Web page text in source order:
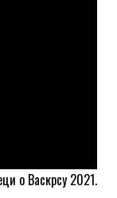
о Васкрсу 2021.